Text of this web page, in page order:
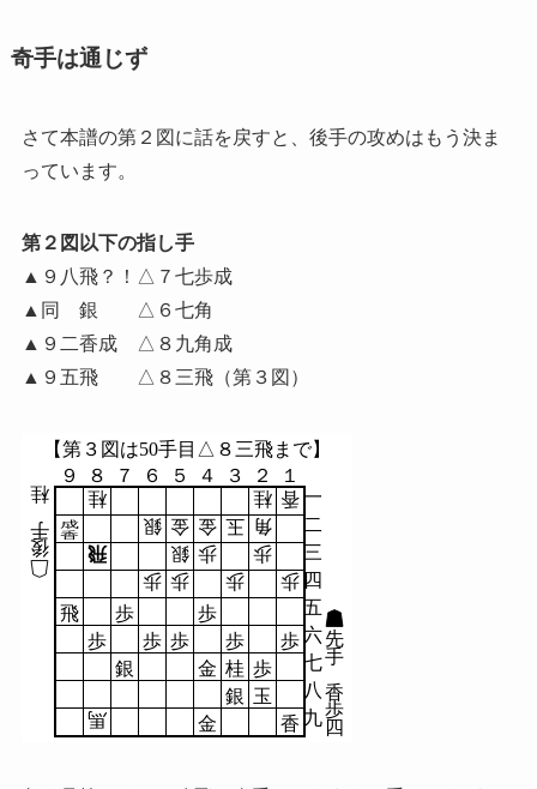
奇手は通じず
さて本譜の第２図に話を戻すと、後手の攻めはもう決ま
っています。
第２図以下の指し手
▲９八飛？！△７七歩成
▲同 銀 △６七角
▲９二香成 △８九角成
▲９五飛 △８三飛（第３図）
【第３図は50手目△８三飛まで】
９
一
８
二
７
三
６
四
５
五
４
六
３
七
２
八
１
九
桂 桂 香
成
香
銀 金 金 玉 角
飛
銀 歩
歩
歩 歩 歩
歩
飛
歩
歩
歩
歩 歩 歩
歩
銀
金 桂 歩
銀 玉
馬
金 香 四
歩
香
手
先
桂
手
後